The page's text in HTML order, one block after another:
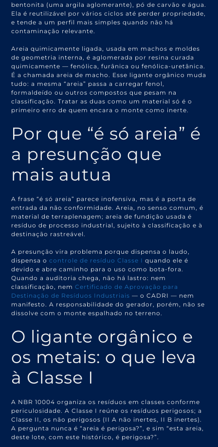
bentonita (uma argila aglomerante), pó de carvão e água.
Ela é reutilizável por vários ciclos até perder propriedade,
e tende a um perfil mais simples quando não há
contaminação relevante.
Areia quimicamente ligada, usada em machos e moldes
de geometria interna, é aglomerada por resina curada
quimicamente — fenólica, furânica ou fenólica-uretânica.
É a chamada areia de macho. Esse ligante orgânico muda
tudo: a mesma “areia” passa a carregar fenol,
formaldeído ou outros compostos que pesam na
classificação. Tratar as duas como um material só é o
primeiro erro de quem encara o monte como inerte.
Por que “é só areia” é
a presunção que
mais autua
A frase “é só areia” parece inofensiva, mas é a porta de
entrada da não conformidade. Areia, no senso comum, é
material de terraplenagem; areia de fundição usada é
resíduo de processo industrial, sujeito à classificação e à
destinação rastreável.
A presunção vira problema porque dispensa o laudo,
dispensa ocontrole de resíduo Classe I quando ele é
devido e abre caminho para o uso como bota-fora.
Quando a auditoria chega, não há lastro: nem
classificação, nemCertificado de Aprovação para
Destinação de Resíduos Industriais — o CADRI — nem
manifesto. A responsabilidade do gerador, porém, não se
dissolve com o monte espalhado no terreno.
O ligante orgânico e
os metais: o que leva
à Classe I
A NBR 10004 organiza os resíduos em classes conforme
periculosidade. A Classe I reúne os resíduos perigosos; a
Classe II, os não perigosos (II A não inertes, II B inertes).
A pergunta nunca é “areia é perigosa?”, e sim “esta areia,
deste lote, com este histórico, é perigosa?”.